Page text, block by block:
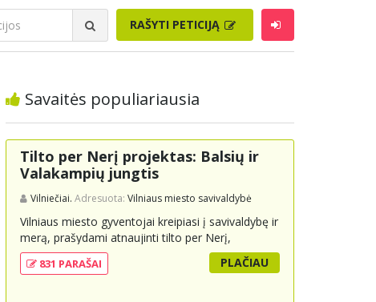
RAŠYTI PETICIJĄ
Savaitės populiariausia
Tilto per Nerį projektas: Balsių ir
Valakampių jungtis
Vilniečiai. Adresuota: Vilniaus miesto savivaldybė
Vilniaus miesto gyventojai kreipiasi į savivaldybę ir
merą, prašydami atnaujinti tilto per Nerį,
jungiančio Balsių ir Valakampių kryptis, projektą ir
įtraukti jį į miesto strateginius susisiekimo planus.
831 PARAŠAI PLAČIAU